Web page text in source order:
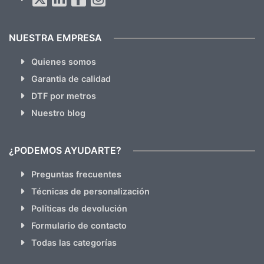
NUESTRA EMPRESA
Quienes somos
Garantia de calidad
DTF por metros
Nuestro blog
¿PODEMOS AYUDARTE?
Preguntas frecuentes
Técnicas de personalización
Políticas de devolución
Formulario de contacto
Todas las categorías